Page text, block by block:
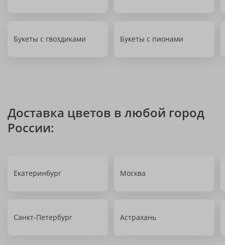
Букеты с гвоздиками Букеты с пионами
Доставка цветов в любой город
России:
Екатеринбург Москва
Санкт-Петербург Астрахань